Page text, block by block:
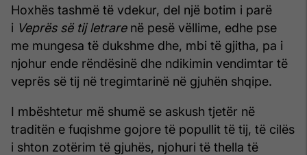
Hoxhës tashmë të vdekur, del një botim i parë
i Veprës së tij letrarenë pesë vëllime, edhe pse
me mungesa të dukshme dhe, mbi të gjitha, pa i
njohur ende rëndësinë dhe ndikimin vendimtar të
veprës së tij në tregimtarinë në gjuhën shqipe.
I mbështetur më shumë se askush tjetër në
traditën e fuqishme gojore të popullit të tij, të cilës
i shton zotërim të gjuhës, njohuri të thella të